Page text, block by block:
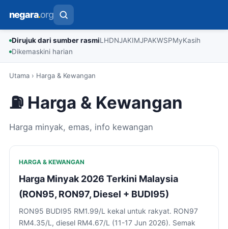
negara.org
Dirujuk dari sumber rasmiLHDNJAKIMJPAKWSPMyKasih
Dikemaskini harian
Utama › Harga & Kewangan
⛽ Harga & Kewangan
Harga minyak, emas, info kewangan
HARGA & KEWANGAN
Harga Minyak 2026 Terkini Malaysia
(RON95, RON97, Diesel + BUDI95)
RON95 BUDI95 RM1.99/L kekal untuk rakyat. RON97
RM4.35/L, diesel RM4.67/L (11-17 Jun 2026). Semak